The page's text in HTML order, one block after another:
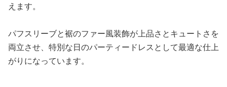
えます。
パフスリーブと裾のファー風装飾が上品さとキュートさを
両立させ、特別な日のパーティードレスとして最適な仕上
がりになっています。